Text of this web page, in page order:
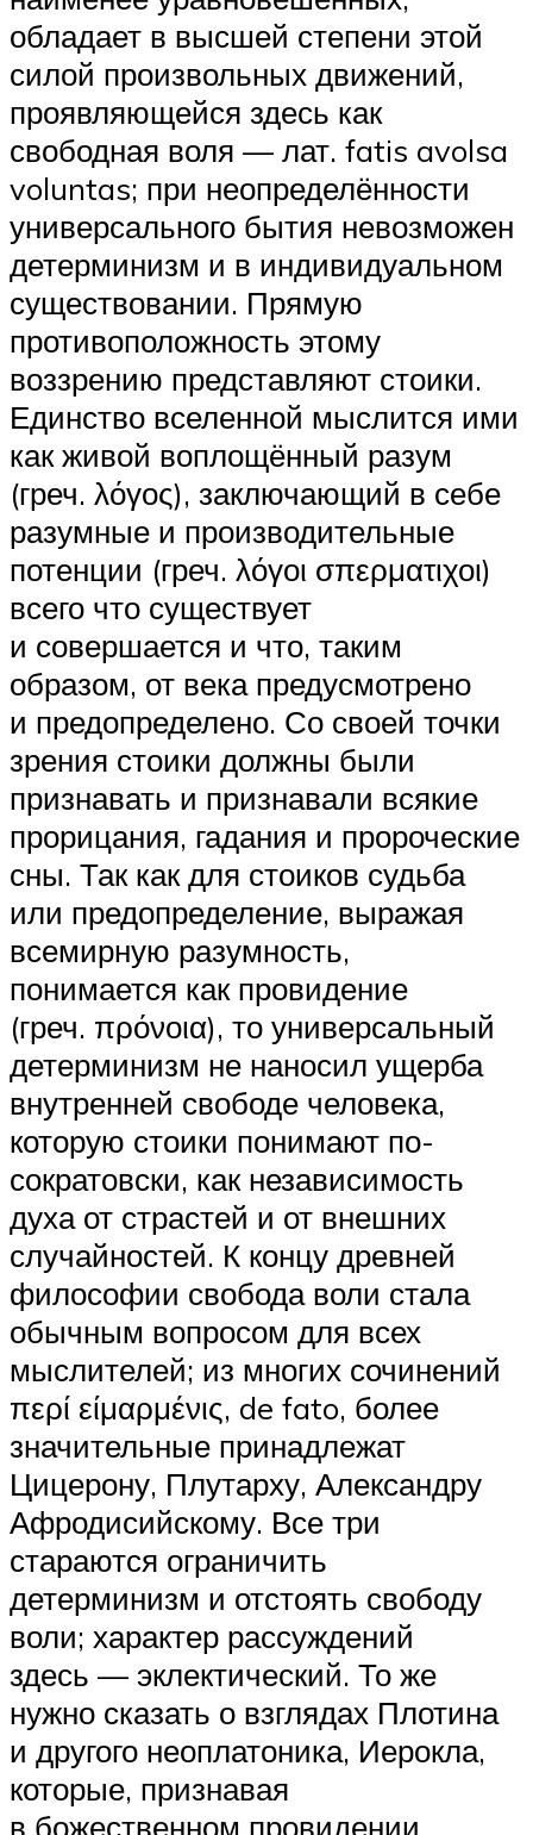
обладает в высшей степени этой
силой произвольных движений,
проявляющейся здесь как
свободная воля — лат. fatis avolsa
voluntas; при неопределённости
универсального бытия невозможен
детерминизм и в индивидуальном
существовании. Прямую
противоположность этому
воззрению представляют стоики.
Единство вселенной мыслится ими
как живой воплощённый разум
(греч. λόγος), заключающий в себе
разумные и производительные
потенции (греч. λόγοι σπερματιχοι)
всего что существует
и совершается и что, таким
образом, от века предусмотрено
и предопределено. Со своей точки
зрения стоики должны были
признавать и признавали всякие
прорицания, гадания и пророческие
сны. Так как для стоиков судьба
или предопределение, выражая
всемирную разумность,
понимается как провидение
(греч. πρόνοια), то универсальный
детерминизм не наносил ущерба
внутренней свободе человека,
которую стоики понимают по-
сократовски, как независимость
духа от страстей и от внешних
случайностей. К концу древней
философии свобода воли стала
обычным вопросом для всех
мыслителей; из многих сочинений
περί είμαρμένις, de fato, более
значительные принадлежат
Цицерону, Плутарху, Александру
Афродисийскому. Все три
стараются ограничить
детерминизм и отстоять свободу
воли; характер рассуждений
здесь — эклектический. То же
нужно сказать о взглядах Плотина
и другого неоплатоника, Иерокла,
которые, признавая
в божественном провидении